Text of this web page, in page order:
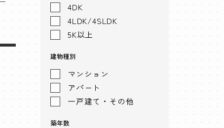
4DK
4LDK/4SLDK
5K以上
建物種別
マンション
アパート
一戸建て・その他
築年数